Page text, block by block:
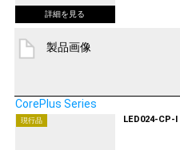
製品画像
CorePlus Series
現行品 LED024-CP-I